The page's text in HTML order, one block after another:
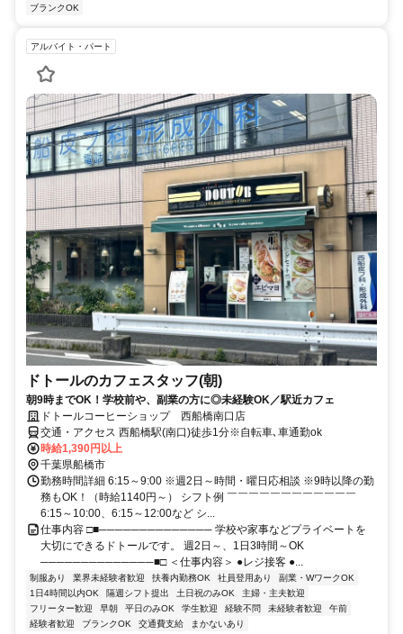
ブランクOK
アルバイト・パート
ドトールのカフェスタッフ(朝)
朝9時までOK！学校前や、副業の方に◎未経験OK／駅近カフェ
ドトールコーヒーショップ 西船橋南口店
交通・アクセス 西船橋駅(南口)徒歩1分※自転車､車通勤ok
時給1,390円以上
千葉県船橋市
勤務時間詳細 6:15～9:00 ※週2日～時間・曜日応相談 ※9時以降の勤
務もOK！（時給1140円～） シフト例 ￣￣￣￣￣￣￣￣￣￣￣￣
6:15～10:00、6:15～12:00など シ...
仕事内容 □■────────────── 学校や家事などプライベートを
大切にできるドトールです。 週2日～、1日3時間～OK
──────────────■□ ＜仕事内容＞ ●レジ接客 ●...
制服あり 業界未経験者歓迎 扶養内勤務OK 社員登用あり
副業・WワークOK
1日4時間以内OK
隔週シフト提出 土日祝のみOK
主婦・主夫歓迎
フリーター歓迎
早朝 平日のみOK 学生歓迎 経験不問 未経験者歓迎
午前
経験者歓迎
ブランクOK 交通費支給 まかないあり